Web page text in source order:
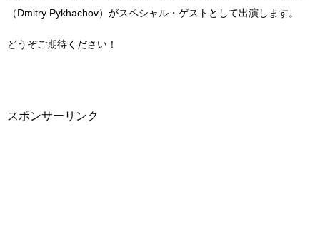
（Dmitry Pykhachov）がスペシャル・ゲストとして出演します。
どうぞご期待ください！
スポンサーリンク